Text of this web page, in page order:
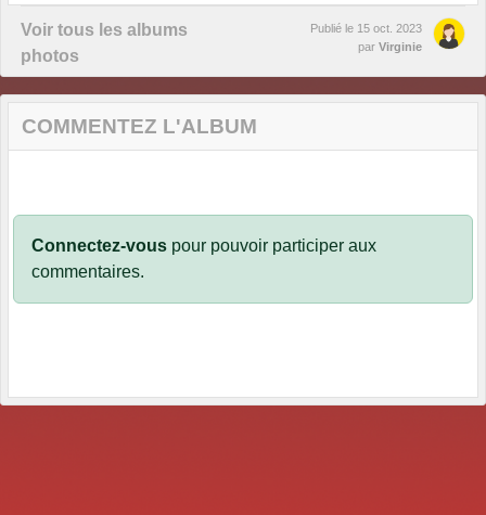
Voir tous les albums
photos
Publié le 15 oct. 2023
par Virginie
COMMENTEZ L'ALBUM
Connectez-vous pour pouvoir participer aux
commentaires.